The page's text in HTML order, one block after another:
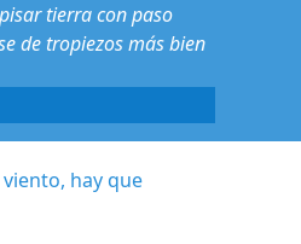
tierra con paso
de tropiezos más bien
hay que